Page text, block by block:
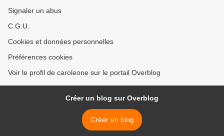
Signaler un abus
C.G.U.
Cookies et données personnelles
Préférences cookies
Voir le profil de caroleone sur le portail Overblog
Créer un blog sur Overblog
Créer un blog